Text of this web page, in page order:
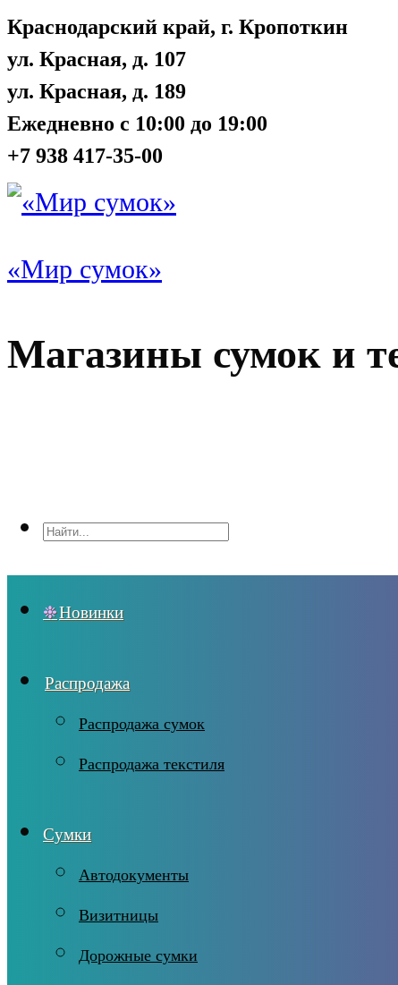
Краснодарский край, г. Кропоткин
ул. Красная, д. 107
ул. Красная, д. 189
Ежедневно с 10:00 до 19:00
+7 938 417-35-00
«Мир сумок»
Магазины сумок и
Новинки
Распродажа
Распродажа сумок
Распродажа текстиля
Сумки
Автодокументы
Визитницы
Дорожные сумки